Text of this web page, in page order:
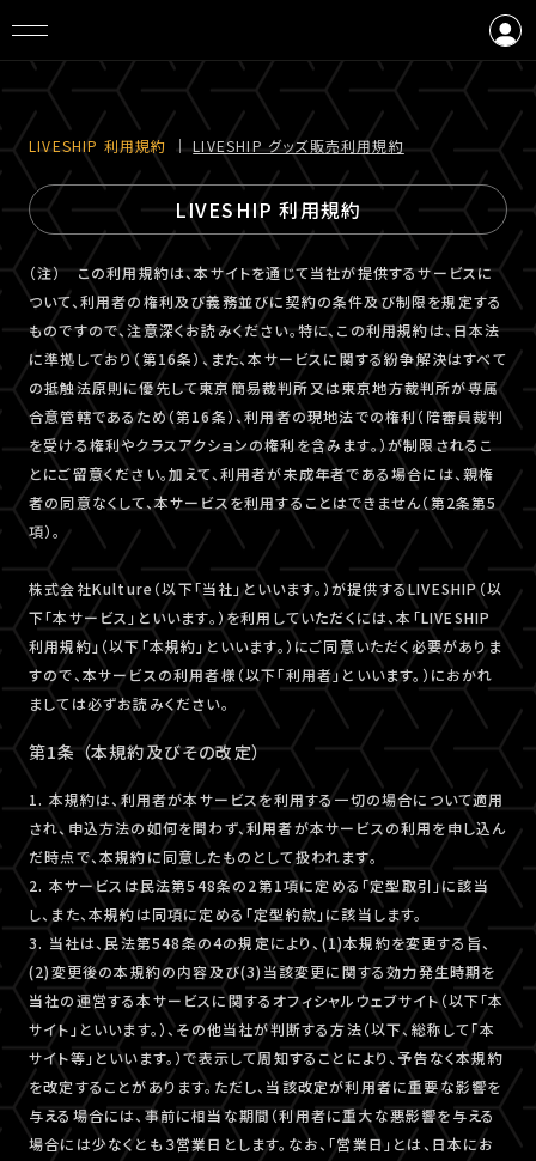
会員登録
LIVESHIP 利⽤規約 ｜LIVESHIP グッズ販売利⽤規約
LIVESHIP 利用規約
（注） この利用規約は、本サイトを通じて当社が提供するサービスに
ついて、利用者の権利及び義務並びに契約の条件及び制限を規定する
ものですので、注意深くお読みください。特に、この利用規約は、日本法
に準拠しており（第16条）、また、本サービスに関する紛争解決はすべて
の抵触法原則に優先して東京簡易裁判所又は東京地方裁判所が専属
合意管轄であるため（第16条）、利用者の現地法での権利（陪審員裁判
を受ける権利やクラスアクションの権利を含みます。）が制限されるこ
とにご留意ください。加えて、利用者が未成年者である場合には、親権
者の同意なくして、本サービスを利用することはできません（第2条第5
項）。
株式会社Kulture（以下「当社」といいます。）が提供するLIVESHIP（以
下「本サービス」といいます。）を利用していただくには、本「LIVESHIP
利用規約」（以下「本規約」といいます。）にご同意いただく必要がありま
すので、本サービスの利用者様（以下「利用者」といいます。）におかれ
ましては必ずお読みください。
第1条 （本規約及びその改定）
1. 本規約は、利用者が本サービスを利用する一切の場合について適用
され、申込方法の如何を問わず、利用者が本サービスの利用を申し込ん
だ時点で、本規約に同意したものとして扱われます。
2. 本サービスは民法第548条の2第1項に定める「定型取引」に該当
し、また、本規約は同項に定める「定型約款」に該当します。
3. 当社は、民法第548条の4の規定により、(1)本規約を変更する旨、
(2)変更後の本規約の内容及び(3)当該変更に関する効力発生時期を
当社の運営する本サービスに関するオフィシャルウェブサイト（以下「本
サイト」といいます。）、その他当社が判断する方法（以下、総称して「本
サイト等」といいます。）で表示して周知することにより、予告なく本規約
を改定することがあります。ただし、当該改定が利用者に重要な影響を
与える場合には、事前に相当な期間（利用者に重大な悪影響を与える
場合には少なくとも３営業日とします。なお、「営業日」とは、日本にお